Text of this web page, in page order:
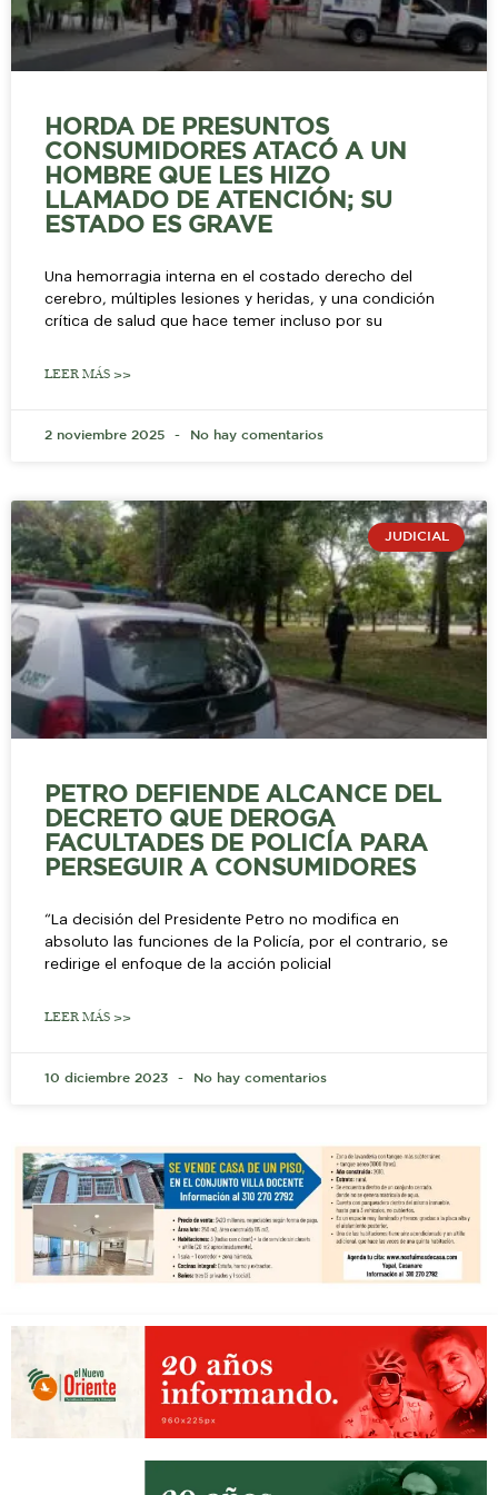
HORDA DE PRESUNTOS
CONSUMIDORES ATACÓ A UN
HOMBRE QUE LES HIZO
LLAMADO DE ATENCIÓN; SU
ESTADO ES GRAVE
Una hemorragia interna en el costado derecho del
cerebro, múltiples lesiones y heridas, y una condición
crítica de salud que hace temer incluso por su
LEER MÁS >>
2 noviembre 2025 No hay comentarios
JUDICIAL
PETRO DEFIENDE ALCANCE DEL
DECRETO QUE DEROGA
FACULTADES DE POLICÍA PARA
PERSEGUIR A CONSUMIDORES
“La decisión del Presidente Petro no modifica en
absoluto las funciones de la Policía, por el contrario, se
redirige el enfoque de la acción policial
LEER MÁS >>
10 diciembre 2023 No hay comentarios